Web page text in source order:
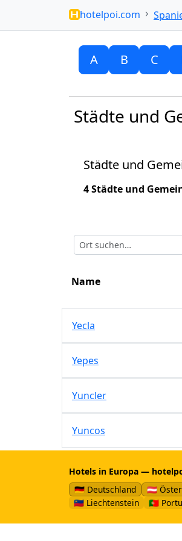
hotelpoi.com
A B C
Städte und
Städte und
4 Städte und
Name
Yecla
Yepes
Yuncler
Yuncos
Hotels in Europa —
🇩🇪 Deutschland
🇦🇹
🇱🇮 Liechtenstein
🇵🇹